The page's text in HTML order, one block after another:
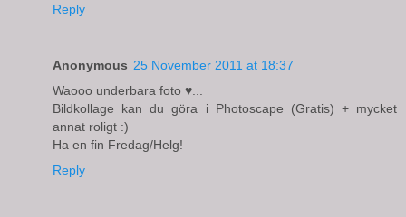
Reply
Anonymous 25 November 2011 at 18:37
Waooo underbara foto ♥...
Bildkollage kan du göra i Photoscape (Gratis) + mycket
annat roligt :)
Ha en fin Fredag/Helg!
Reply